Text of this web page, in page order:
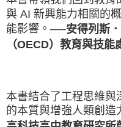
與 AI 新興能力相關的
能影響。 ──安得列斯
（OECD）教育與技能
本書結合了工程思維與
的本質與增強人類創造